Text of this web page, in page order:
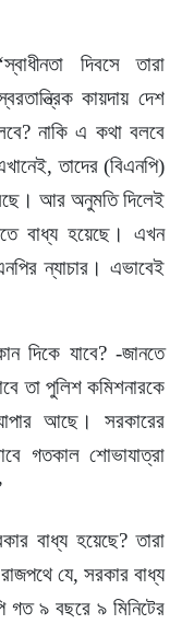
দিবসে তারা
কায়দায় দেশ
নাকি এ কথা বলবে
তাদের (বিএনপি)
আর অনুমতি দিলেই
বাধ্য হয়েছে। এখন
ন্যাচার। এভাবেই
দিকে যাবে? -জানতে
তা পুলিশ কমিশনারকে
আছে। সরকারের
গতকাল শোভাযাত্রা
বাধ্য হয়েছে? তারা
যে, সরকার বাধ্য
গত ৯ বছরে ৯ মিনিটের